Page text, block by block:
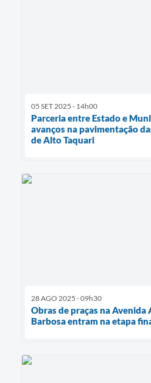
05 SET 2025 - 14h00
Parceria entre Estado e
avanços na pavimentação
de Alto Taquari
28 AGO 2025 - 09h30
Obras de praças na
Barbosa entram na etapa